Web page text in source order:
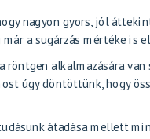
nagyon gyors, jól
a sugárzás mértéke is
röntgen alkalmazására
úgy döntöttünk, hogy
átadása mellett